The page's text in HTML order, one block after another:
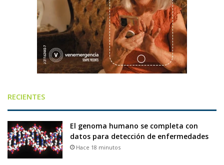
RECIENTES
El genoma humano se completa con
datos para detección de enfermedades
Hace 18 minutos